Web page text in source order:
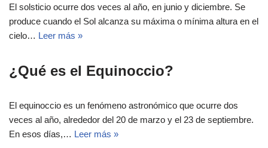
El solsticio ocurre dos veces al año, en junio y diciembre. Se
produce cuando el Sol alcanza su máxima o mínima altura en el
cielo… Leer más »
¿Qué es el Equinoccio?
El equinoccio es un fenómeno astronómico que ocurre dos
veces al año, alrededor del 20 de marzo y el 23 de septiembre.
En esos días,… Leer más »